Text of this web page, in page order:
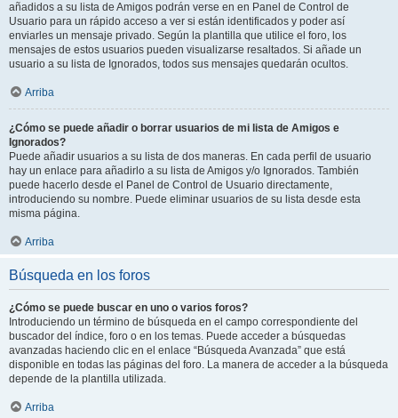
añadidos a su lista de Amigos podrán verse en en Panel de Control de
Usuario para un rápido acceso a ver si están identificados y poder así
enviarles un mensaje privado. Según la plantilla que utilice el foro, los
mensajes de estos usuarios pueden visualizarse resaltados. Si añade un
usuario a su lista de Ignorados, todos sus mensajes quedarán ocultos.
Arriba
¿Cómo se puede añadir o borrar usuarios de mi lista de Amigos e
Ignorados?
Puede añadir usuarios a su lista de dos maneras. En cada perfil de usuario
hay un enlace para añadirlo a su lista de Amigos y/o Ignorados. También
puede hacerlo desde el Panel de Control de Usuario directamente,
introduciendo su nombre. Puede eliminar usuarios de su lista desde esta
misma página.
Arriba
Búsqueda en los foros
¿Cómo se puede buscar en uno o varios foros?
Introduciendo un término de búsqueda en el campo correspondiente del
buscador del índice, foro o en los temas. Puede acceder a búsquedas
avanzadas haciendo clic en el enlace “Búsqueda Avanzada” que está
disponible en todas las páginas del foro. La manera de acceder a la búsqueda
depende de la plantilla utilizada.
Arriba